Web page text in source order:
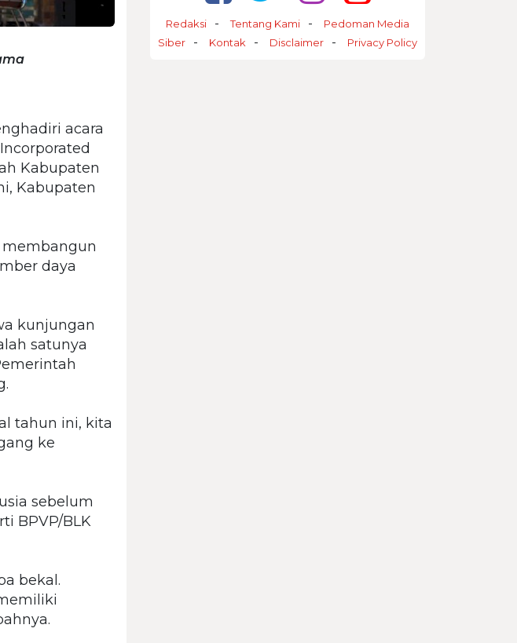
acara
Kabupaten
Kabupaten
daya
kunjungan
satunya
tahun ini, kita
ke
sebelum
BPVP/BLK
bekal.
Redaksi Tentang Kami
Pedoman Media
Siber
Kontak Disclaimer Privacy Policy